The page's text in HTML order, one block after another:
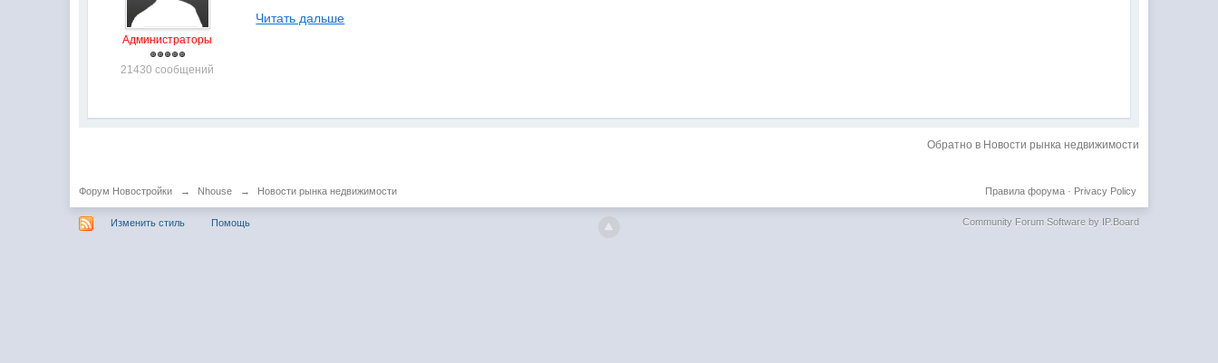
Администраторы
21430 сообщений
Читать дальше
Обратно в Новости рынка недвижимости
Форум Новостройки → Nhouse → Новости рынка недвижимости Privacy Policy
Правила форума·
Изменить стиль Помощь Community Forum Software by IP.Board